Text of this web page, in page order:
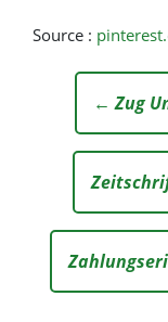
Source :
← Zug